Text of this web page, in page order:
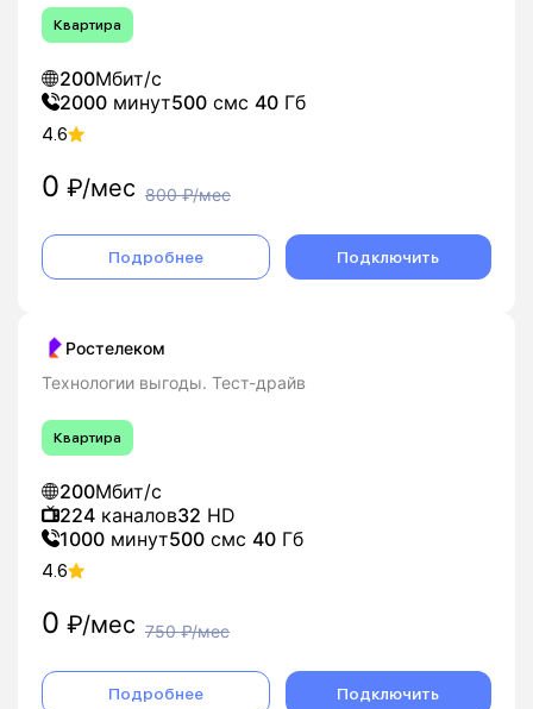
Квартира
200Мбит/с
2000 минут500 смс 40 Гб
4.6
0 ₽/мес 800₽/мес
Подробнее Подключить
Ростелеком
Технологии выгоды. Тест-драйв
Квартира
200Мбит/с
224 каналов32 HD
1000 минут500 смс 40 Гб
4.6
0 ₽/мес 750₽/мес
Подробнее Подключить